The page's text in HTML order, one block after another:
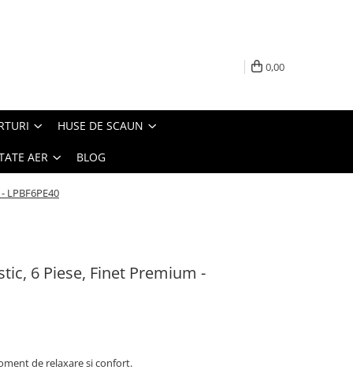
0,00
HUSE DE SCAUN
AER BLOG
LPBF6PE40
6 Piese, Finet Premium -
de relaxare si confort.